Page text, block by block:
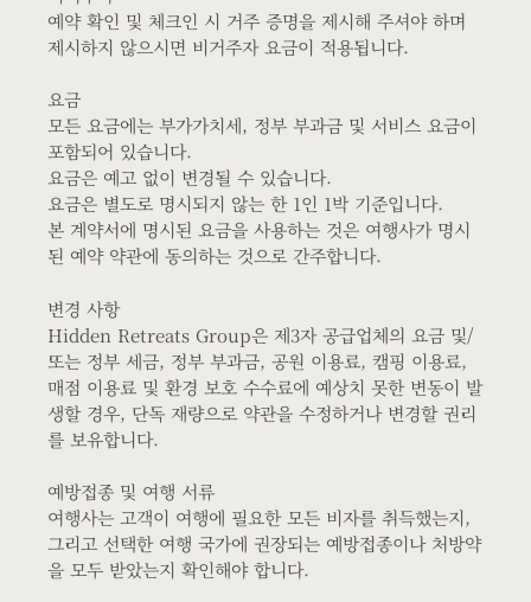
예약 확인 및 체크인 시 거주 증명을 제시해 주셔야 하며
제시하지 않으시면 비거주자 요금이 적용됩니다.
요금
모든 요금에는 부가가치세, 정부 부과금 및 서비스 요금이
포함되어 있습니다.
요금은 예고 없이 변경될 수 있습니다.
요금은 별도로 명시되지 않는 한 1인 1박 기준입니다.
본 계약서에 명시된 요금을 사용하는 것은 여행사가 명시
된 예약 약관에 동의하는 것으로 간주합니다.
변경 사항
Hidden Retreats Group은 제3자 공급업체의 요금 및/
또는 정부 세금, 정부 부과금, 공원 이용료, 캠핑 이용료,
매점 이용료 및 환경 보호 수수료에 예상치 못한 변동이 발
생할 경우, 단독 재량으로 약관을 수정하거나 변경할 권리
를 보유합니다.
예방접종 및 여행 서류
여행사는 고객이 여행에 필요한 모든 비자를 취득했는지,
그리고 선택한 여행 국가에 권장되는 예방접종이나 처방약
을 모두 받았는지 확인해야 합니다.